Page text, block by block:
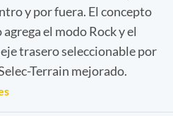
y por fuera. El concepto
el modo Rock y el
trasero seleccionable por
Terrain mejorado.